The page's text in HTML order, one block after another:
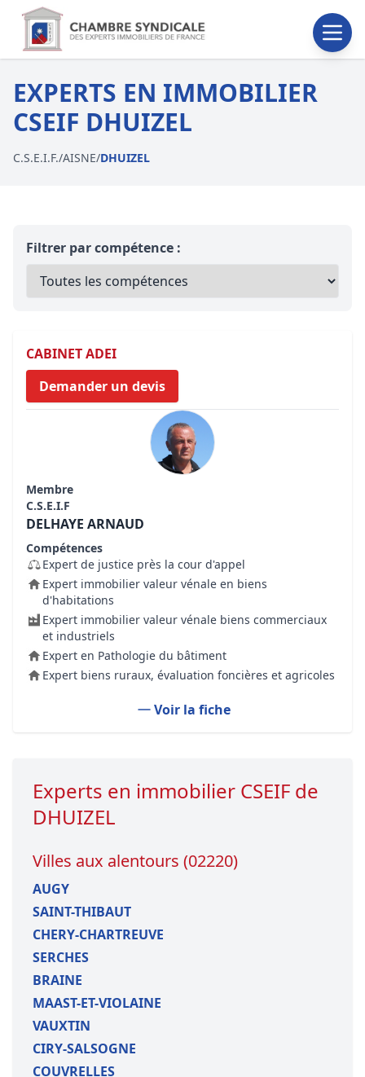
EXPERTS EN IMMOBILIER
CSEIF DHUIZEL
C.S.E.I.F./AISNE/DHUIZEL
Filtrer par compétence :
CABINET ADEI
Demander un devis
Membre
C.S.E.I.F
DELHAYE ARNAUD
Compétences
Expert de justice près la cour d'appel
Expert immobilier valeur vénale en biens
d'habitations
Expert immobilier valeur vénale biens commerciaux
et industriels
Expert en Pathologie du bâtiment
Expert biens ruraux, évaluation foncières et agricoles
Voir la fiche
Experts en immobilier CSEIF de
DHUIZEL
Villes aux alentours (02220)
AUGY
SAINT-THIBAUT
CHERY-CHARTREUVE
SERCHES
BRAINE
MAAST-ET-VIOLAINE
VAUXTIN
CIRY-SALSOGNE
COUVRELLES